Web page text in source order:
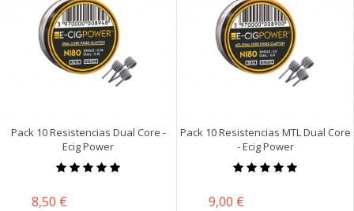
Pack 10 Resistencias Dual Core -
Ecig Power
Precio
8,50 €
Pack 10 Resistencias MTL Dual Core
- Ecig Power
Precio
9,00 €